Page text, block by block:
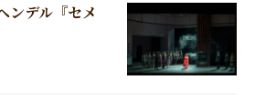
デル『セメ